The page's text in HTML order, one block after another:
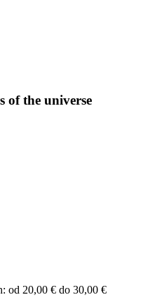
of the universe
od 20,00 € do 30,00 €